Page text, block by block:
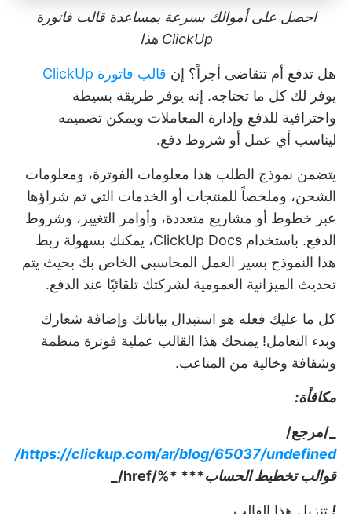
احصل على أموالك بسرعة بمساعدة قالب فاتورة
ClickUp هذا
هل تدفع أم تتقاضى أجراً؟ إن قالب فاتورة ClickUp
يوفر لك كل ما تحتاجه. إنه يوفر طريقة بسيطة
واحترافية للدفع وإدارة المعاملات ويمكن تصميمه
ليناسب أي عمل أو شروط دفع.
يتضمن نموذج الطلب هذا معلومات الفوترة، ومعلومات
الشحن، وملخصاً للمنتجات أو الخدمات التي تم شراؤها
عبر خطوط أو مشاريع متعددة، وأوامر التغيير، وشروط
الدفع. باستخدام ClickUp Docs، يمكنك بسهولة ربط
هذا النموذج بسير العمل المحاسبي الخاص بك بحيث يتم
تحديث الميزانية العمومية لشركتك تلقائيًا عند الدفع.
كل ما عليك فعله هو استبدال بياناتك وإضافة شعارك
وبدء التعامل! يمنحك هذا القالب عملية فوترة منظمة
وشفافة وخالية من المتاعب.
مكافأة:
_/مرجع/
https://clickup.com/ar/blog/65037/undefined/
قوالب تخطيط الحساب***
*
%/href/_